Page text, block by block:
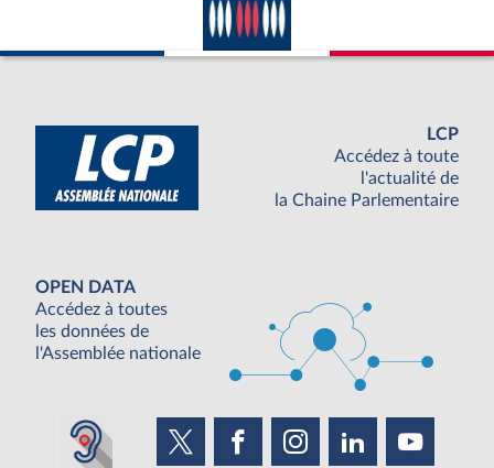
LCP
Accédez à toute
l'actualité de
la Chaine Parlementaire
OPEN DATA
Accédez à toutes
les données de
l'Assemblée nationale